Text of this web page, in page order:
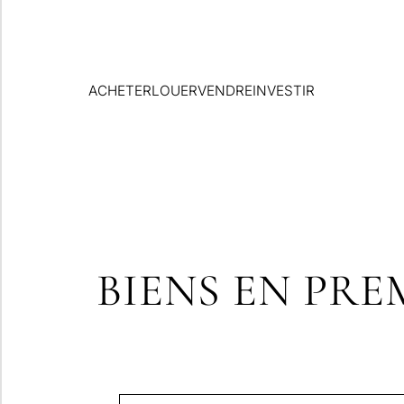
ACHETERLOUERVENDREINVESTIR
BIENS EN